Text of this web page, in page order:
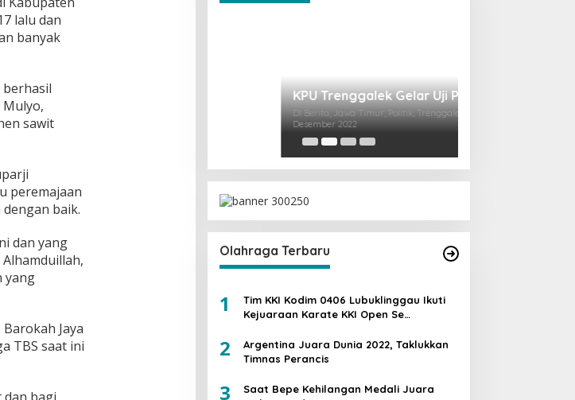
lalu dan
banyak
berhasil
Mulyo,
sawit
peremajaan
baik.
dan yang
yang
Jaya
TBS saat ini
Olahraga Terbaru
1
Tim KKI Kodim 0406 Lubuklinggau Ikuti
Kejuaraan Karate KKI Open Se
2
Argentina Juara Dunia 2022, Taklukkan
Timnas Perancis
3
Saat Bepe Kehilangan Medali Juara